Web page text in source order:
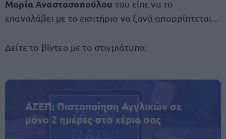
Μαρία Αναστασοπούλου του είπε να το
επαναλάβει με το εισιτήριο να ξανά απορρίπτεται...
Δείτε το βίντεο με το στιγμιότυπο:
ΑΣΕΠ: Πιστοποίηση Αγγλικών σε
μόνο 2 ημέρες στα χέρια σας